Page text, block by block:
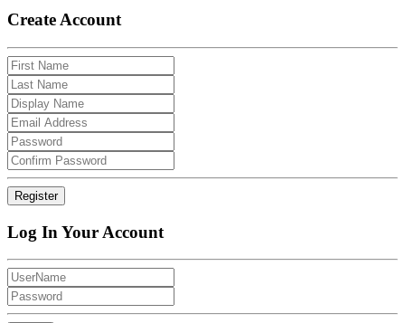
Create Account
Log In Your Account